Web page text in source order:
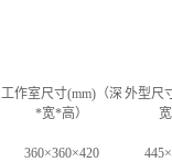
工作室尺寸(mm)（深
*宽*高）
外型尺
宽
360×360×420